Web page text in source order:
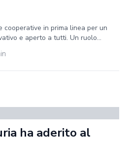
cooperative in prima linea per un
e aperto a tutti. Un ruolo...
ha aderito al